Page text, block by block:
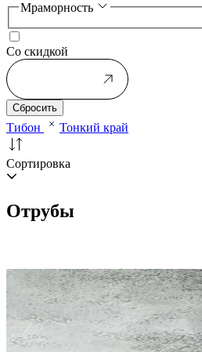
Мраморность
Со скидкой
Сбросить
Тибон Тонкий край
Сортировка
Отрубы